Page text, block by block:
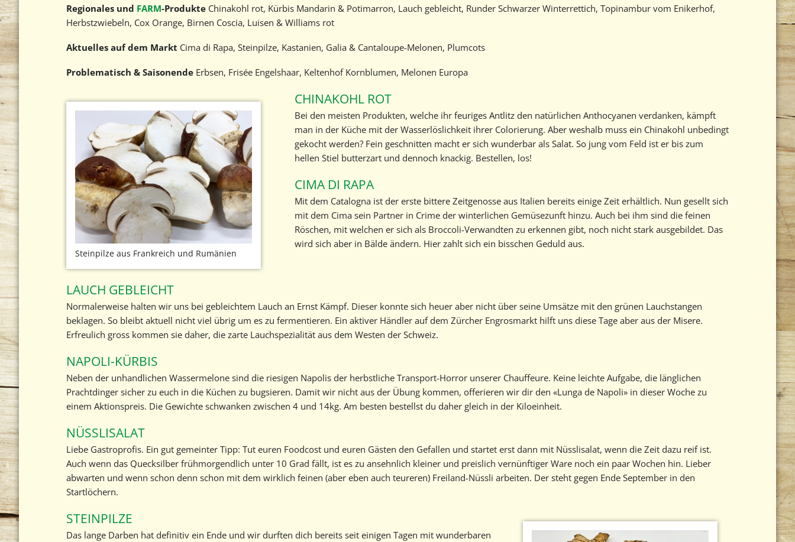
Geschichte
Kontakt
Marktbericht abonnieren
Regionales und FARM-Produkte Chinakohl rot, Kürbis Mandarin & Potimarron, Lauch gebleicht, Runder Schwarzer Winterrettich, Topinambur vom Enikerhof,
Herbstzwiebeln, Cox Orange, Birnen Coscia, Luisen & Williams rot
Aktuelles auf dem Markt Cima di Rapa, Steinpilze, Kastanien, Galia & Cantaloupe-Melonen, Plumcots
Problematisch & Saisonende Erbsen, Frisée Engelshaar, Keltenhof Kornblumen, Melonen Europa
Steinpilze aus Frankreich und Rumänien
CHINAKOHL ROT
Bei den meisten Produkten, welche ihr feuriges Antlitz den natürlichen Anthocyanen verdanken, kämpft
man in der Küche mit der Wasserlöslichkeit ihrer Colorierung. Aber weshalb muss ein Chinakohl unbedingt
gekocht werden? Fein geschnitten macht er sich wunderbar als Salat. So jung vom Feld ist er bis zum
hellen Stiel butterzart und dennoch knackig. Bestellen, los!
CIMA DI RAPA
Mit dem Catalogna ist der erste bittere Zeitgenosse aus Italien bereits einige Zeit erhältlich. Nun gesellt sich
mit dem Cima sein Partner in Crime der winterlichen Gemüsezunft hinzu. Auch bei ihm sind die feinen
Röschen, mit welchen er sich als Broccoli-Verwandten zu erkennen gibt, noch nicht stark ausgebildet. Das
wird sich aber in Bälde ändern. Hier zahlt sich ein bisschen Geduld aus.
LAUCH GEBLEICHT
Normalerweise halten wir uns bei gebleichtem Lauch an Ernst Kämpf. Dieser konnte sich heuer aber nicht über seine Umsätze mit den grünen Lauchstangen
beklagen. So bleibt aktuell nicht viel übrig um es zu fermentieren. Ein aktiver Händler auf dem Zürcher Engrosmarkt hilft uns diese Tage aber aus der Misere.
Erfreulich gross kommen sie daher, die zarte Lauchspezialität aus dem Westen der Schweiz.
NAPOLI-KÜRBIS
Neben der unhandlichen Wassermelone sind die riesigen Napolis der herbstliche Transport-Horror unserer Chauffeure. Keine leichte Aufgabe, die länglichen
Prachtdinger sicher zu euch in die Küchen zu bugsieren. Damit wir nicht aus der Übung kommen, offerieren wir dir den «Lunga de Napoli» in dieser Woche zu
einem Aktionspreis. Die Gewichte schwanken zwischen 4 und 14kg. Am besten bestellst du daher gleich in der Kiloeinheit.
NÜSSLISALAT
Liebe Gastroprofis. Ein gut gemeinter Tipp: Tut euren Foodcost und euren Gästen den Gefallen und startet erst dann mit Nüsslisalat, wenn die Zeit dazu reif ist.
Auch wenn das Quecksilber frühmorgendlich unter 10 Grad fällt, ist es zu ansehnlich kleiner und preislich vernünftiger Ware noch ein paar Wochen hin. Lieber
abwarten und wenn schon denn schon mit dem wirklich feinen (aber eben auch teureren) Freiland-Nüssli arbeiten. Der steht gegen Ende September in den
Startlöchern.
STEINPILZE
Das lange Darben hat definitiv ein Ende und wir durften dich bereits seit einigen Tagen mit wunderbaren